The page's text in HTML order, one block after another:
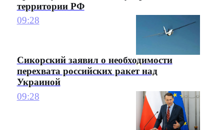
территории РФ
09:28
Сикорский заявил о необходимости
перехвата российских ракет над
Украиной
09:28